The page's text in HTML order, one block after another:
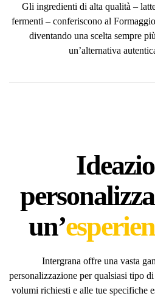
Gli ingredienti di alta qualità –
fermenti – conferiscono al
diventando una scelta sempre
un’alternativa
un’
Intergrana offre una vasta
personalizzazione per qualsiasi tipo
volumi richiesti e alle tue specifiche